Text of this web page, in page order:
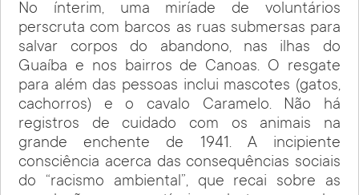
No ínterim, uma miríade de voluntários
perscruta com barcos as ruas submersas para
salvar corpos do abandono, nas ilhas do
Guaíba e nos bairros de Canoas. O resgate
para além das pessoas inclui mascotes (gatos,
cachorros) e o cavalo Caramelo. Não há
registros de cuidado com os animais na
grande enchente de 1941. A incipiente
consciência acerca das consequências sociais
do “racismo ambiental”, que recai sobre as